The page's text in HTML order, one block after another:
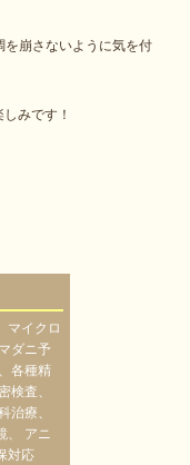
崩さないように気を付
みです！
マイクロ
ダニ予
各種精
検査、
治療、
、 アニ
対応